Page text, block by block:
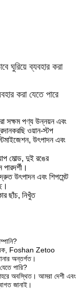
ঘুরিয়ে ব্যবহার করা
করা যেতে পারে
সক্ষম পণ্য উন্নয়ন এবং
করছিওয়ান-স্টপ
উৎপাদন এবং
মোল্ড, দুই রঙের
দ্রুত উৎপাদনএবং শিপমেন্ট
ছাঁচ, নিখুঁত
Foshan Zetoo
অন্তর্গত।
পারি?
অবস্থিত। আমরা দেশী এবং
জানাই।